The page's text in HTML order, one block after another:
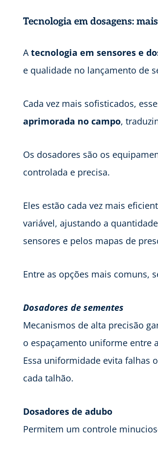
Tecnologia em dosagens:
A tecnologia em sensores e
e qualidade no lançamento de
Cada vez mais sofisticados,
aprimorada no campo,
Os dosadores são os
controlada e precisa.
Eles estão cada vez mais
variável, ajustando a
sensores e pelos mapas de
Entre as opções mais comuns,
Dosadores de sementes
Mecanismos de alta precisão
o espaçamento uniforme entre
Essa uniformidade evita falhas
cada talhão.
Dosadores de adubo
Permitem um controle